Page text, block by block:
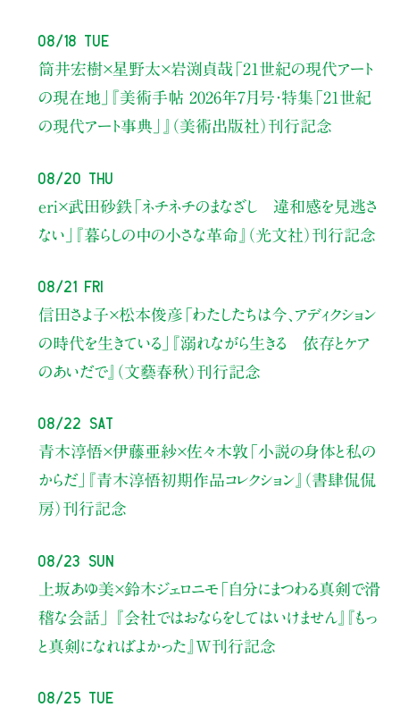
08/18 Tue
筒井宏樹×星野太×岩渕貞哉 「21世紀の現代アート
の現在地」
『美術手帖 2026年7月号・特集「21世紀
の現代アート事典」』（美術出版社）刊行記念
08/20 Thu
eri×武田砂鉄「ネチネチのまなざし 違和感を見逃さ
ない」
『暮らしの中の小さな革命』（光文社）刊行記念
08/21 Fri
信田さよ子×松本俊彦 「わたしたちは今、アディクション
の時代を生きている」
『溺れながら生きる 依存とケア
のあいだで』（文藝春秋）刊行記念
08/22 Sat
青木淳悟×伊藤亜紗×佐々木敦 「小説の身体と私の
からだ」
『青木淳悟初期作品コレクション』（書肆侃侃
房）刊行記念
08/23 Sun
上坂あゆ美×鈴木ジェロニモ 「自分にまつわる真剣で滑
稽な会話」
『会社ではおならをしてはいけません』『もっ
と真剣になればよかった』W刊行記念
08/25 Tue